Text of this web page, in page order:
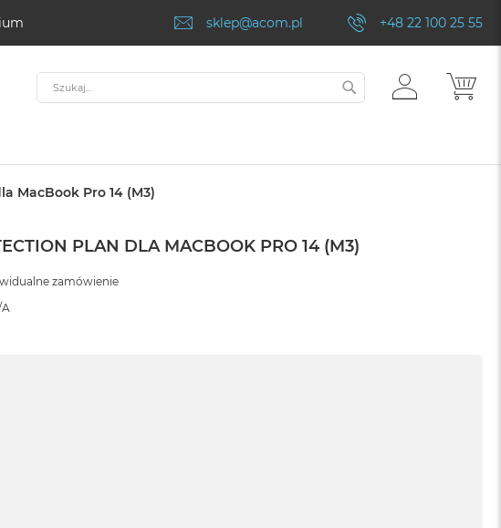
sklep@acom.pl +48 22 100 25 55
ZALOGUJ
SIĘ
Szukaj SZUKAJ
MacBook Pro 14 (M3)
PLAN DLA MACBOOK PRO 14 (M3)
zamówienie